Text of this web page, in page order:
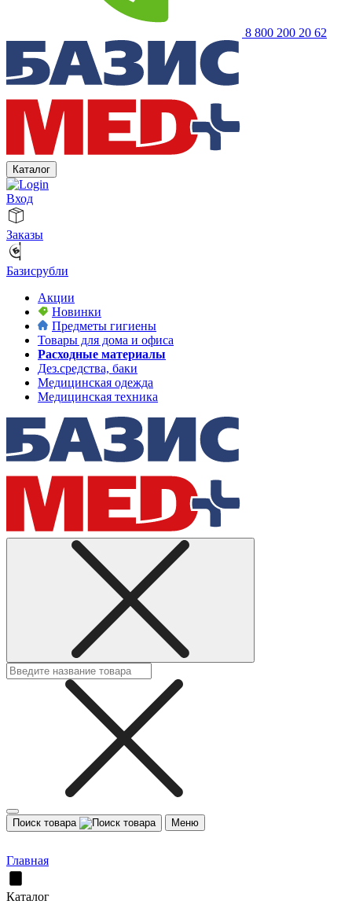
8 800 200 20 62
Каталог
Вход
Заказы
Базисрубли
Акции
Новинки
Предметы гигиены
Товары для дома и офиса
Расходные материалы
Дез.средства, баки
Медицинская одежда
Медицинская техника
Поиск товара Меню
Главная
Каталог